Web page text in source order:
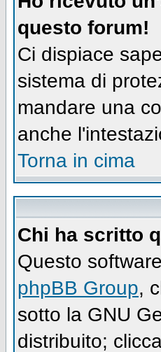
questo forum!
Ci dispiace
sistema di
mandare una
anche
Torna in cima
Chi ha scritto
Questo
phpBB Group,
sotto la GNU
distribuito;